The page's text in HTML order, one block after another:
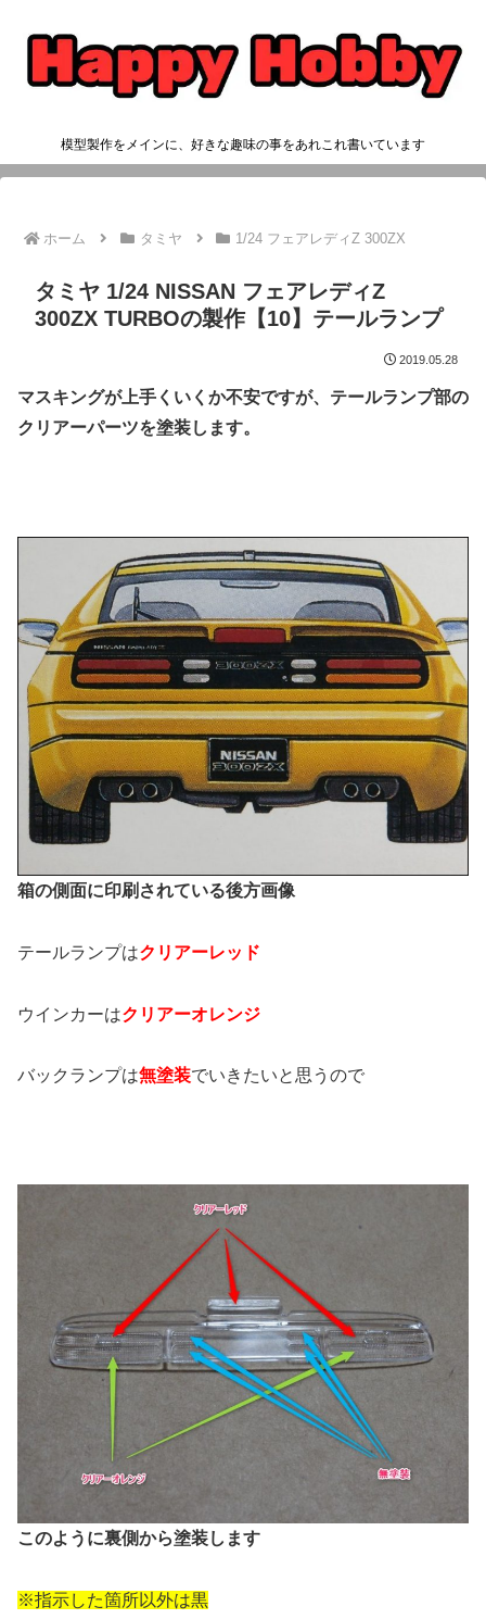
模型製作をメインに、好きな趣味の事をあれこれ書いています
ホーム タミヤ 1/24 フェアレディZ 300ZX
タミヤ 1/24 NISSAN フェアレディZ
300ZX TURBOの製作【10】テールランプ
2019.05.28
マスキングが上手くいくか不安ですが、テールランプ部の
クリアーパーツを塗装します。
箱の側面に印刷されている後方画像
テールランプはクリアーレッド
ウインカーはクリアーオレンジ
バックランプは無塗装でいきたいと思うので
このように裏側から塗装します
※指示した箇所以外は黒